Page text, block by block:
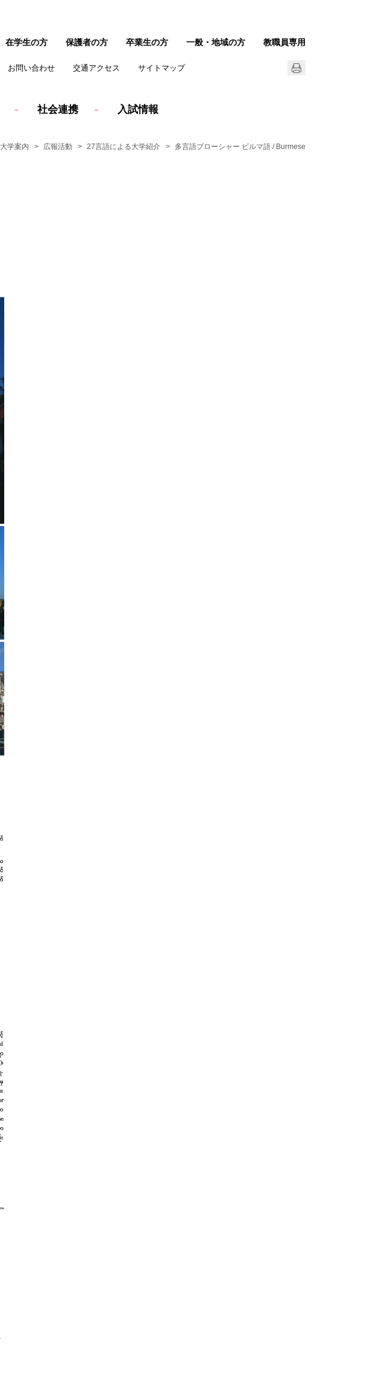
社会連携 入試情報
お問い合わせ 交通アクセス サイトマップ
在学生の方 保護者の方 卒業生の方 一般・地域の方 教職員専用
大学案内 広報活動 27言語による大学紹介 多言語ブローシャー ビルマ語 / Burmese